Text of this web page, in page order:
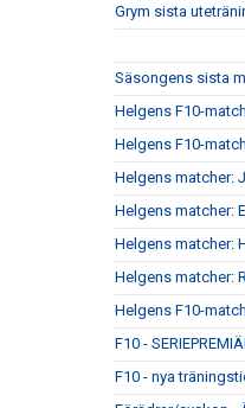
Grym sista
Säsongens sista
Helgens F10-
Helgens F10-
Helgens matcher:
Helgens matcher:
Helgens matcher:
Helgens matcher:
Helgens F10-
F10 -
F10 - nya